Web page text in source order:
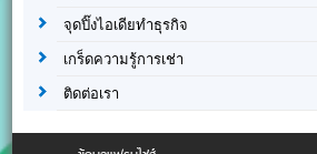
จุดปิ๊งไอเดียทำธุรกิจ
เกร็ดความรู้การเช่า
ติดต่อเรา